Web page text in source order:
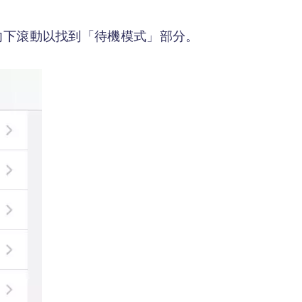
滾動以找到「待機模式」部分。